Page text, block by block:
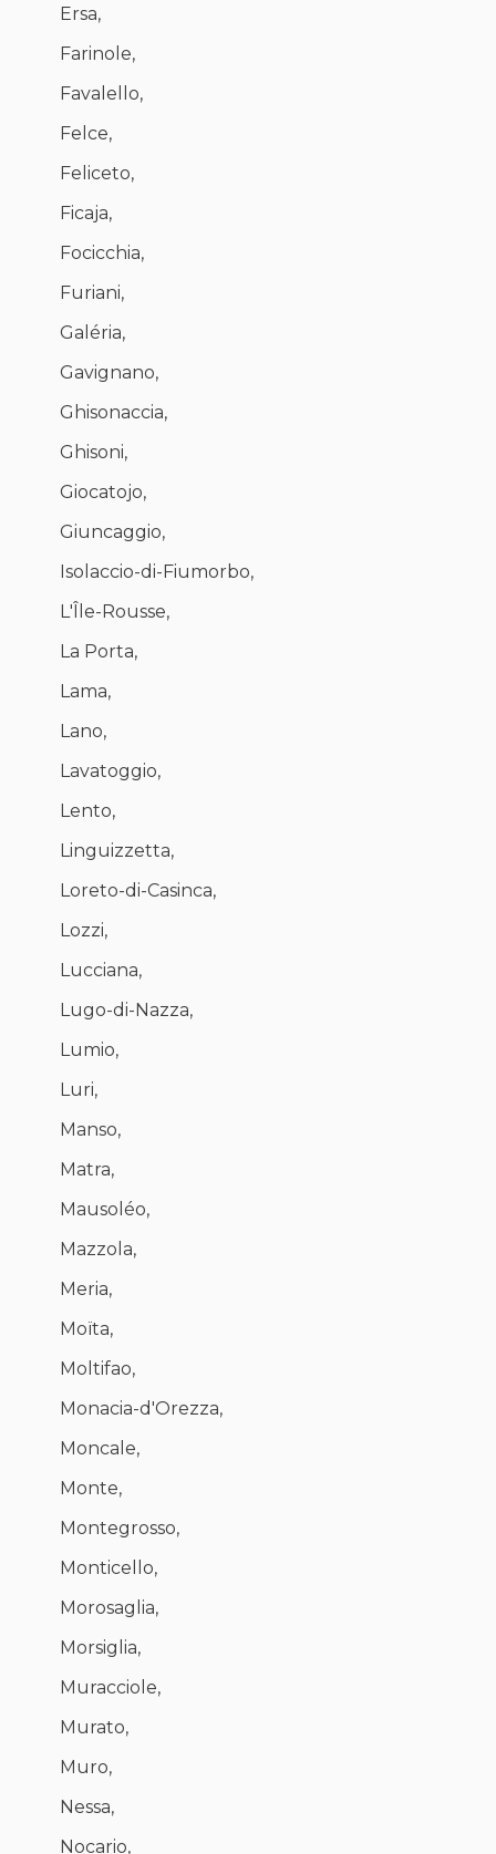
Ersa,
Farinole,
Favalello,
Felce,
Feliceto,
Ficaja,
Focicchia,
Furiani,
Galéria,
Gavignano,
Ghisonaccia,
Ghisoni,
Giocatojo,
Giuncaggio,
Isolaccio-di-Fiumorbo,
L'Île-Rousse,
La Porta,
Lama,
Lano,
Lavatoggio,
Lento,
Linguizzetta,
Loreto-di-Casinca,
Lozzi,
Lucciana,
Lugo-di-Nazza,
Lumio,
Luri,
Manso,
Matra,
Mausoléo,
Mazzola,
Meria,
Moïta,
Moltifao,
Monacia-d'Orezza,
Moncale,
Monte,
Montegrosso,
Monticello,
Morosaglia,
Morsiglia,
Muracciole,
Murato,
Muro,
Nessa,
Nocario,